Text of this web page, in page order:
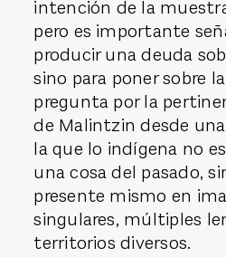
intención de la
pero es importante
producir una deuda
sino para poner sobre
pregunta por la
de Malintzin desde
la que lo indígena no
una cosa del pasado,
presente mismo en
singulares, múltiples
territorios diversos.